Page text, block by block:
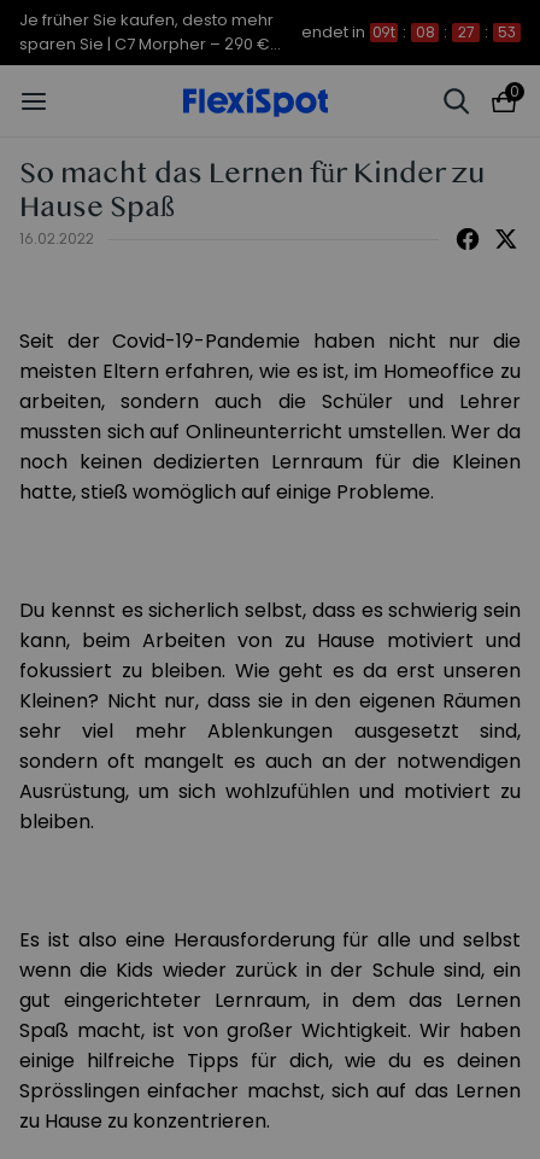
Je früher Sie kaufen, desto mehr
sparen Sie | C7 Morpher – 290 €
Rabatt
endet in 09t : 08 : 27 : 53
0
So macht das Lernen für Kinder zu
Hause Spaß
16.02.2022
Seit der Covid-19-Pandemie haben nicht nur die
meisten Eltern erfahren, wie es ist, im Homeoffice zu
arbeiten, sondern auch die Schüler und Lehrer
mussten sich auf Onlineunterricht umstellen. Wer da
noch keinen dedizierten Lernraum für die Kleinen
hatte, stieß womöglich auf einige Probleme.
Du kennst es sicherlich selbst, dass es schwierig sein
kann, beim Arbeiten von zu Hause motiviert und
fokussiert zu bleiben. Wie geht es da erst unseren
Kleinen? Nicht nur, dass sie in den eigenen Räumen
sehr viel mehr Ablenkungen ausgesetzt sind,
sondern oft mangelt es auch an der notwendigen
Ausrüstung, um sich wohlzufühlen und motiviert zu
bleiben.
Es ist also eine Herausforderung für alle und selbst
wenn die Kids wieder zurück in der Schule sind, ein
gut eingerichteter Lernraum, in dem das Lernen
Spaß macht, ist von großer Wichtigkeit. Wir haben
einige hilfreiche Tipps für dich, wie du es deinen
Sprösslingen einfacher machst, sich auf das Lernen
zu Hause zu konzentrieren.